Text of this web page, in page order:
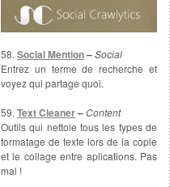
58.Social Mention–Social
Entrez un terme de recherche et
voyez qui partage quoi.
59.Text Cleaner–Content
Outils qui nettoie tous les types de
formatage de texte lors de la copie
et le collage entre aplications. Pas
mal !